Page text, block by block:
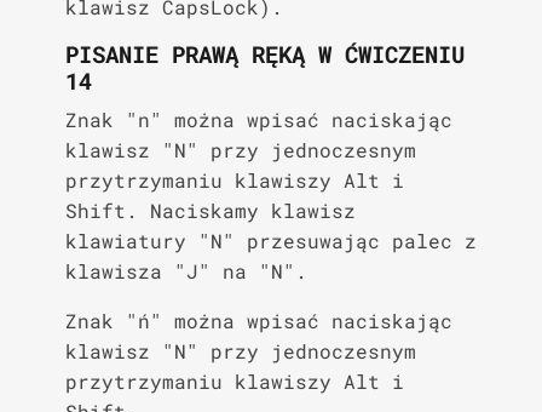
klawisz CapsLock).
PISANIE PRAWĄ RĘKĄ W ĆWICZENIU
14
Znak "n" można wpisać naciskając
klawisz "N" przy jednoczesnym
przytrzymaniu klawiszy Alt i
Shift. Naciskamy klawisz
klawiatury "N" przesuwając palec z
klawisza "J" na "N".
Znak "ń" można wpisać naciskając
klawisz "N" przy jednoczesnym
przytrzymaniu klawiszy Alt i